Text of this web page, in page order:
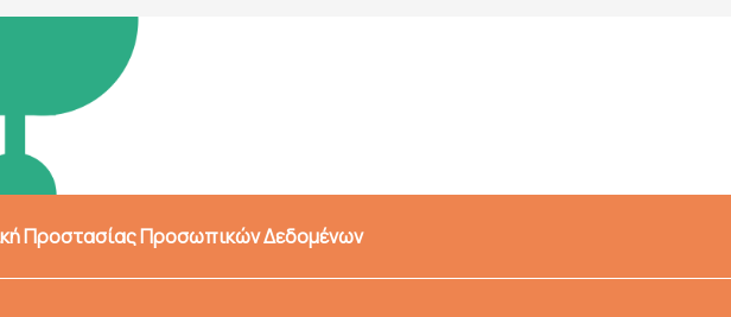
Προστασίας Προσωπικών Δεδομένων